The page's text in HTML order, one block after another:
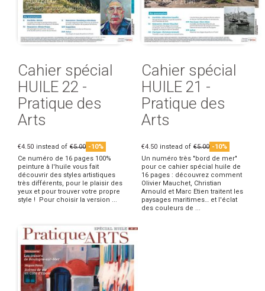
Cahier spécial
HUILE 22 -
Pratique des
Arts
€4.50 instead of €5.00 -10%
Ce numéro de 16 pages 100%
peinture à l'huile vous fait
découvrir des styles artistiques
très différents, pour le plaisir des
yeux et pour trouver votre propre
style ! Pour choisir la version ...
Cahier spécial
HUILE 21 -
Pratique des
Arts
€4.50 instead of €5.00 -10%
Un numéro très "bord de mer"
pour ce cahier spécial huile de
16 pages : découvrez comment
Olivier Mauchet, Christian
Arnould et Marc Etien traitent les
paysages maritimes… et l'éclat
des couleurs de ...